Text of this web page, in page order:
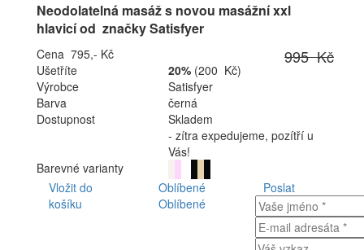
Neodolatelná masáž s novou masážní xxl
hlavicí od značky Satisfyer
995 Kč
Cena 795,- Kč
Ušetříte
20%(200 Kč)
Výrobce
Satisfyer
Barva
černá
Dostupnost
Skladem
- zítra expedujeme, pozítří u
Vás!
Barevné varianty
Vložit do
košíku
Oblíbené
Oblíbené
Poslat